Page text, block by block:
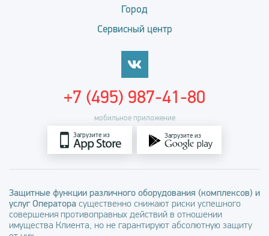
Город
Сервисный центр
мобильное приложение
Загрузите из Загрузите из
+7 (495) 987-41-80
Защитные функции различного оборудования (комплексов) и
услуг Оператора существенно снижают риски успешного
совершения противоправных действий в отношении
имущества Клиента, но не гарантируют абсолютную защиту